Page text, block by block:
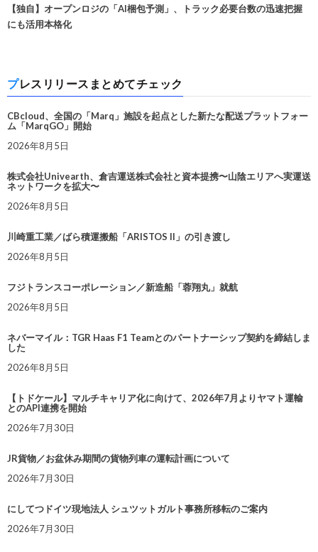
【独自】オープンロジの「AI梱包予測」、トラック必要台数の迅速把握
にも活用本格化
プレスリリースまとめてチェック
CBcloud、全国の「Marq」施設を起点とした新たな配送プラットフォー
ム「MarqGO」開始
2026年8月5日
株式会社Univearth、倉吉運送株式会社と資本提携〜山陰エリアへ実運送
ネットワークを拡大〜
2026年8月5日
川崎重工業／ばら積運搬船「ARISTOS II」の引き渡し
2026年8月5日
フジトランスコーポレーション／新造船「蓉翔丸」就航
2026年8月5日
ネバーマイル：TGR Haas F1 Teamとのパートナーシップ契約を締結しま
した
2026年8月5日
【トドケール】マルチキャリア化に向けて、2026年7月よりヤマト運輸
とのAPI連携を開始
2026年7月30日
JR貨物／お盆休み期間の貨物列車の運転計画について
2026年7月30日
にしてつドイツ現地法人 シュツットガルト事務所移転のご案内
2026年7月30日